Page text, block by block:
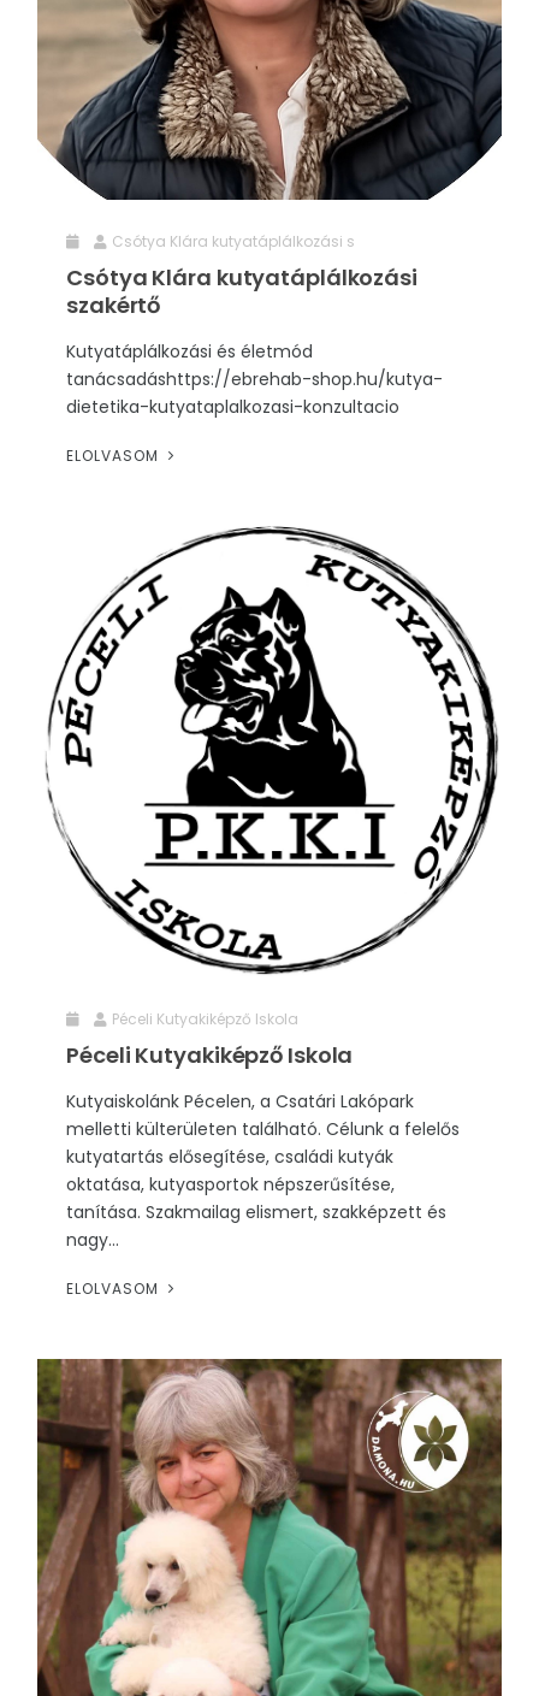
RENDEZVÉNYEK
REKLÁMAJÁNDÉK
Csótya Klára kutyatáplálkozási s
Csótya Klára kutyatáplálkozási
szakértő
Kutyatáplálkozási és életmód
tanácsadáshttps://ebrehab-shop.hu/kutya-
dietetika-kutyataplalkozasi-konzultacio
ELOLVASOM
Péceli Kutyakiképző Iskola
Péceli Kutyakiképző Iskola
Kutyaiskolánk Pécelen, a Csatári Lakópark
melletti külterületen található. Célunk a felelős
kutyatartás elősegítése, családi kutyák
oktatása, kutyasportok népszerűsítése,
tanítása. Szakmailag elismert, szakképzett és
nagy...
ELOLVASOM